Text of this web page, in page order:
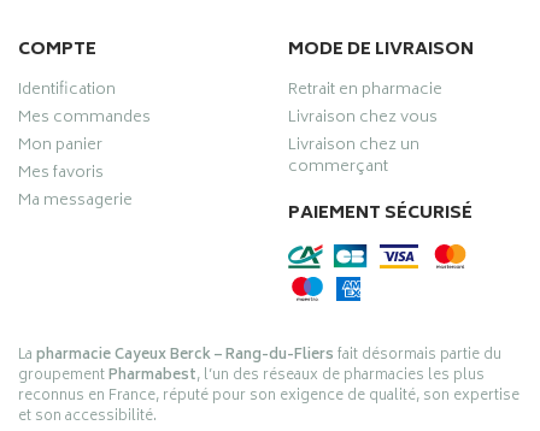
COMPTE
Identification
Mes commandes
Mon panier
Mes favoris
Ma messagerie
MODE DE LIVRAISON
Retrait en pharmacie
Livraison chez vous
Livraison chez un
commerçant
PAIEMENT SÉCURISÉ
Lapharmacie Cayeux Berck – Rang-du-Fliersfait désormais partie du
groupementPharmabest, l’un des réseaux de pharmacies les plus
reconnus en France, réputé pour son exigence de qualité, son expertise
et son accessibilité.